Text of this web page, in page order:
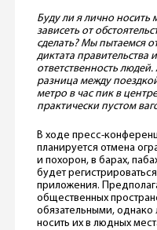
Буду ли я лично носить
зависеть от
сделать? Мы пытаемся
диктата правительства
ответственность
разница между
метро в час пик в
практически пустом
В ходе пресс-
планируется отмена
и похорон, в барах,
будет
приложения.
общественных
обязательными,
носить их в людных